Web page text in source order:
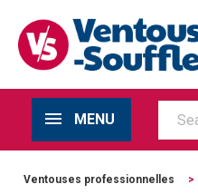
MENU
Ventouses professionnelles
>